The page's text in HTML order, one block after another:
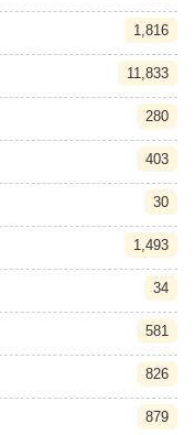
1,816
11,833
280
403
30
1,493
34
581
826
879